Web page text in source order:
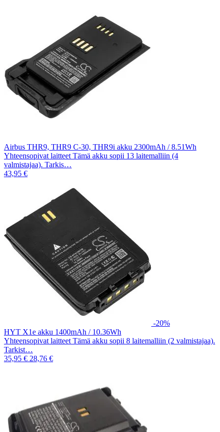
Airbus THR9, THR9 C-30, THR9i akku 2300mAh / 8.51Wh
Yhteensopivat laitteet Tämä akku sopii 13 laitemalliin (4
valmistajaa). Tarkis…
43,95 €
-20%
HYT X1e akku 1400mAh / 10.36Wh
Yhteensopivat laitteet Tämä akku sopii 8 laitemalliin (2 valmistajaa).
Tarkist…
35,95 € 28,76 €